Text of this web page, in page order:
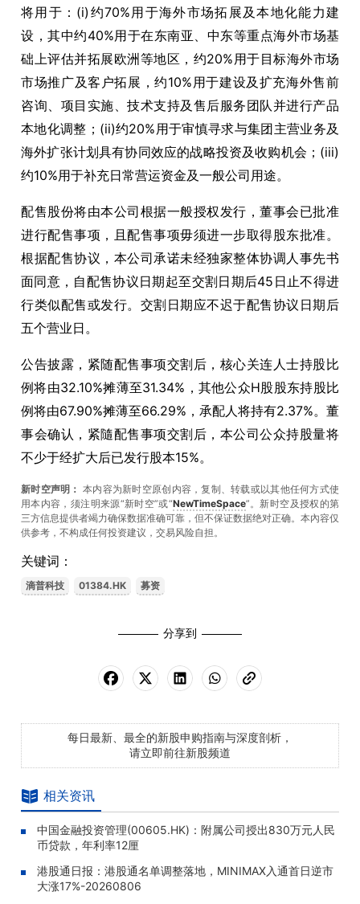
将用于：(i)约70%用于海外市场拓展及本地化能力建
设，其中约40%用于在东南亚、中东等重点海外市场基
础上评估并拓展欧洲等地区，约20%用于目标海外市场
市场推广及客户拓展，约10%用于建设及扩充海外售前
咨询、项目实施、技术支持及售后服务团队并进行产品
本地化调整；(ii)约20%用于审慎寻求与集团主营业务及
海外扩张计划具有协同效应的战略投资及收购机会；(iii)
约10%用于补充日常营运资金及一般公司用途。
配售股份将由本公司根据一般授权发行，董事会已批准
进行配售事项，且配售事项毋须进一步取得股东批准。
根据配售协议，本公司承诺未经独家整体协调人事先书
面同意，自配售协议日期起至交割日期后45日止不得进
行类似配售或发行。交割日期应不迟于配售协议日期后
五个营业日。
公告披露，紧随配售事项交割后，核心关连人士持股比
例将由32.10%摊薄至31.34%，其他公众H股股东持股比
例将由67.90%摊薄至66.29%，承配人将持有2.37%。董
事会确认，紧隨配售事项交割后，本公司公众持股量将
不少于经扩大后已发行股本15%。
新时空声明： 本内容为新时空原创内容，复制、转载或以其他任何方式使
用本内容，须注明来源“新时空”或“NewTimeSpace”。新时空及授权的第
三方信息提供者竭力确保数据准确可靠，但不保证数据绝对正确。本內容仅
供参考，不构成任何投资建议，交易风险自担。
关键词：
滴普科技 01384.HK 募资
分享到
每日最新、最全的新股申购指南与深度剖析，
请立即前往新股频道
相关资讯
中国金融投资管理(00605.HK)：附属公司授出830万元人民
币贷款，年利率12厘
港股通日报：港股通名单调整落地，MINIMAX入通首日逆市
大涨17%-20260806